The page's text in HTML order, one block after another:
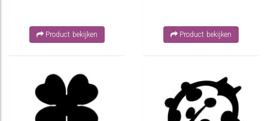
Product bekijken Product bekijken